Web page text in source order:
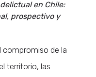
en Chile:
prospectivo y
compromiso de la
territorio, las